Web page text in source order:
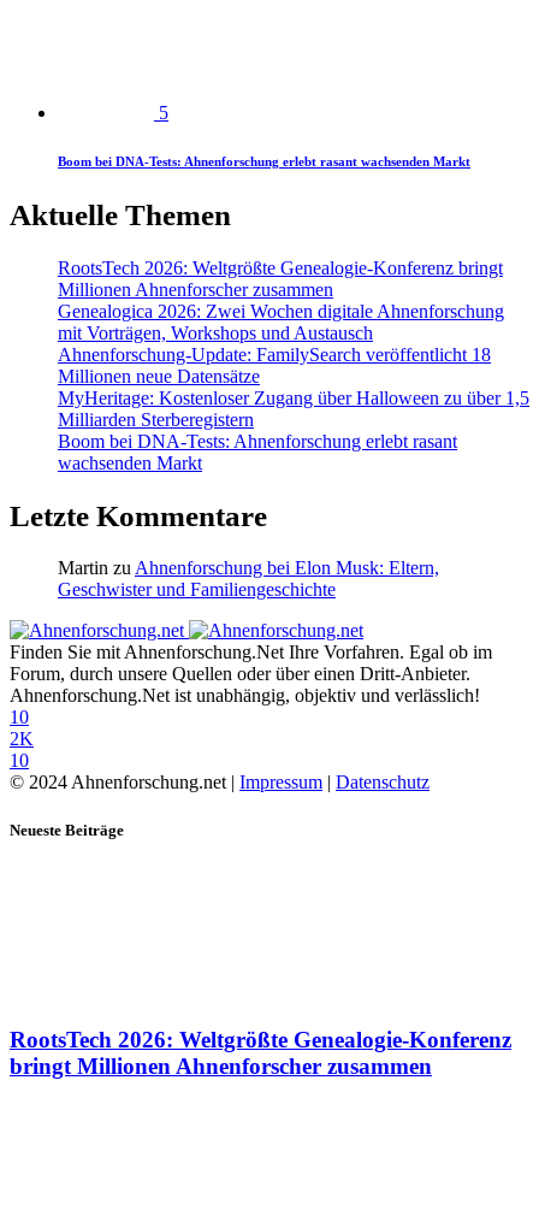
5
Boom bei DNA-Tests: Ahnenforschung erlebt rasant wachsenden Markt
Aktuelle Themen
RootsTech 2026: Weltgrößte Genealogie-Konferenz bringt
Millionen Ahnenforscher zusammen
Genealogica 2026: Zwei Wochen digitale Ahnenforschung
mit Vorträgen, Workshops und Austausch
Ahnenforschung-Update: FamilySearch veröffentlicht 18
Millionen neue Datensätze
MyHeritage: Kostenloser Zugang über Halloween zu über 1,5
Milliarden Sterberegistern
Boom bei DNA-Tests: Ahnenforschung erlebt rasant
wachsenden Markt
Letzte Kommentare
Martin zuAhnenforschung bei Elon Musk: Eltern,
Geschwister und Familiengeschichte
Finden Sie mit Ahnenforschung.Net Ihre Vorfahren. Egal ob im
Forum, durch unsere Quellen oder über einen Dritt-Anbieter.
Ahnenforschung.Net ist unabhängig, objektiv und verlässlich!
10
2K
10
© 2024 Ahnenforschung.net | Impressum Datenschutz
Neueste Beiträge
RootsTech 2026: Weltgrößte Genealogie-Konferenz
bringt Millionen Ahnenforscher zusammen